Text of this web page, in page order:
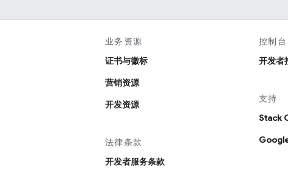
业务资源
证书与徽标
营销资源
开发资源
法律条款
开发者服务条款
控制台
开发者
支持
Stack